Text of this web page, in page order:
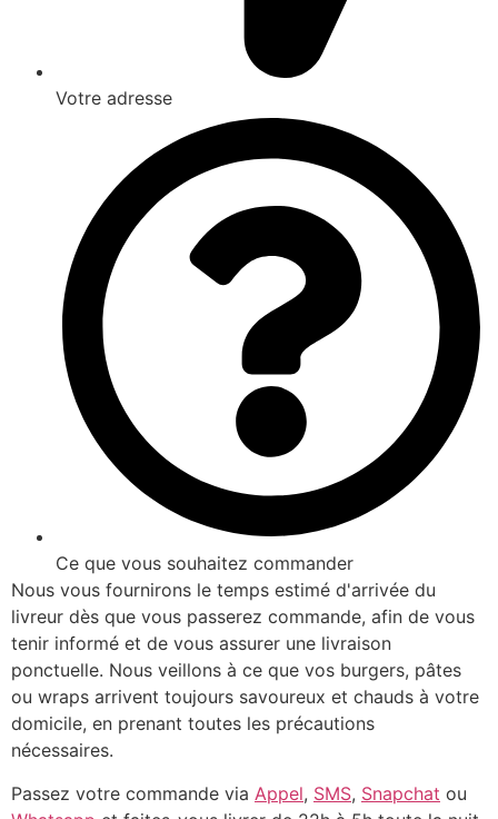
Votre adresse
Ce que vous souhaitez commander
Nous vous fournirons le temps estimé d'arrivée du
livreur dès que vous passerez commande, afin de vous
tenir informé et de vous assurer une livraison
ponctuelle. Nous veillons à ce que vos burgers, pâtes
ou wraps arrivent toujours savoureux et chauds à votre
domicile, en prenant toutes les précautions
nécessaires.
Passez votre commande via Appel, SMS, Snapchat ou